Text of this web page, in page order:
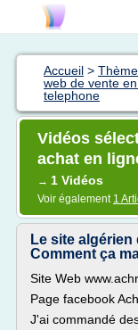
Accueil >
web de vente
telephone
Vidéos
achat en
→ 1 Vidéos
Voir également 1
Le site
Comment ça
Site Web
J'ai commandé